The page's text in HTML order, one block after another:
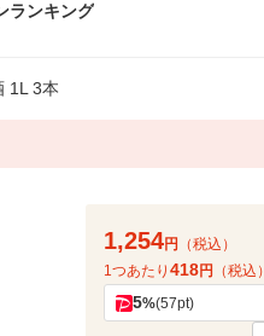
ランキング
1L 3本
1,254円
（税込）
1つあたり 418円 （税込）
5%(57pt)